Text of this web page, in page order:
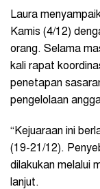
Laura
Kamis (4/12)
orang. Selama
kali rapat
penetapan
pengelolaan
“Kejuaraan ini
(19-21/12).
dilakukan melalui
lanjut.